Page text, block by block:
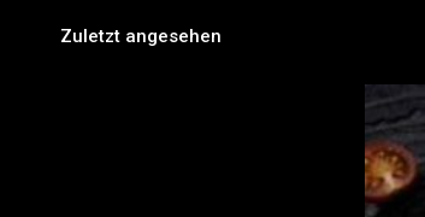
Zuletzt angesehen